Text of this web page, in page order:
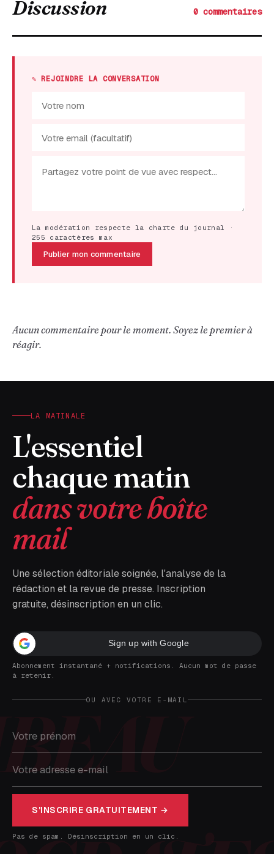
Discussion 0 commentaires
✎ REJOINDRE LA CONVERSATION
La modération respecte la charte du journal ·
255 caractères max
Publier mon commentaire
Aucun commentaire pour le moment. Soyez le premier à
réagir.
LA MATINALE
L'essentiel
chaque matin
dans votre boîte
mail
Une sélection éditoriale soignée, l'analyse de la
rédaction et la revue de presse. Inscription
gratuite, désinscription en un clic.
Sign up with Google
Abonnement instantané + notifications. Aucun mot de passe
à retenir.
OU AVEC VOTRE E-MAIL
S'INSCRIRE GRATUITEMENT →
Pas de spam. Désinscription en un clic.